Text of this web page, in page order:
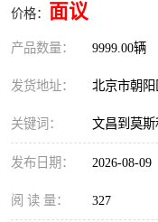
价格： 面议
产品数量： 9999.00辆
发货地址： 北京市朝阳
关键词： 文昌到莫
发布日期： 2026-08-09
阅 读 量： 327